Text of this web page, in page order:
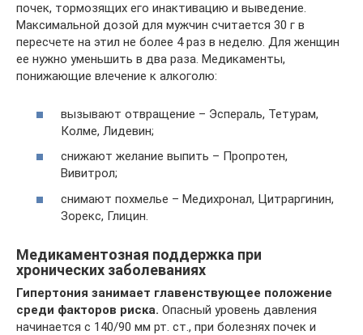
почек, тормозящих его инактивацию и выведение.
Максимальной дозой для мужчин считается 30 г в
пересчете на этил не более 4 раз в неделю. Для женщин
ее нужно уменьшить в два раза. Медикаменты,
понижающие влечение к алкоголю:
вызывают отвращение – Эспераль, Тетурам,
Колме, Лидевин;
снижают желание выпить – Пропротен,
Вивитрол;
снимают похмелье – Медихронал, Цитраргинин,
Зорекс, Глицин.
Медикаментозная поддержка при
хронических заболеваниях
Гипертония занимает главенствующее положение
среди факторов риска. Опасный уровень давления
начинается с 140/90 мм рт. ст., при болезнях почек и